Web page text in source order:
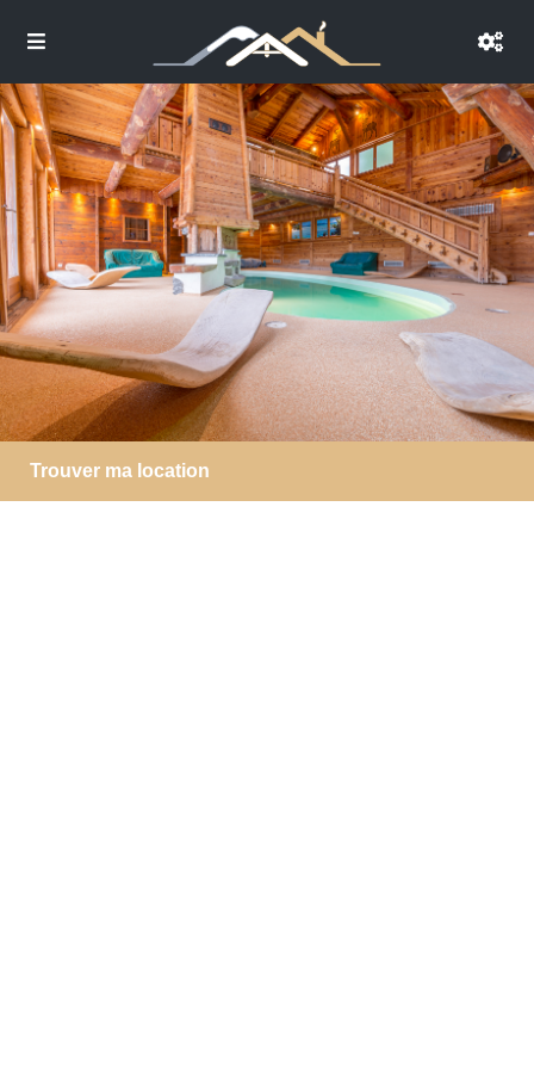
Trouver ma location